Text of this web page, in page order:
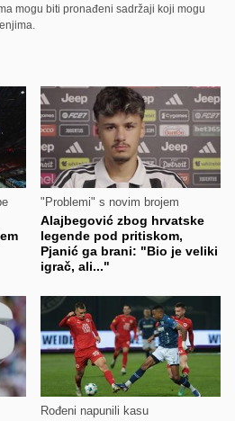
mogu biti pronađeni sadržaji koji mogu
"Problemi" s novim brojem
Alajbegović zbog hrvatske
legende pod pritiskom,
Pjanić ga brani: "Bio je veliki
igrač, ali..."
Rođeni napunili kasu